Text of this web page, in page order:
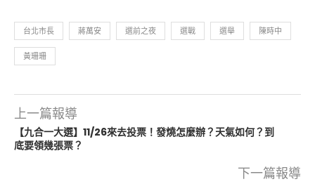
台北市長 蔣萬安 選前之夜 選戰 選舉 陳時中
黃珊珊
上一篇報導
【九合一大選】11/26來去投票！發燒怎麼辦？天氣如何？到
底要領幾張票？
下一篇報導